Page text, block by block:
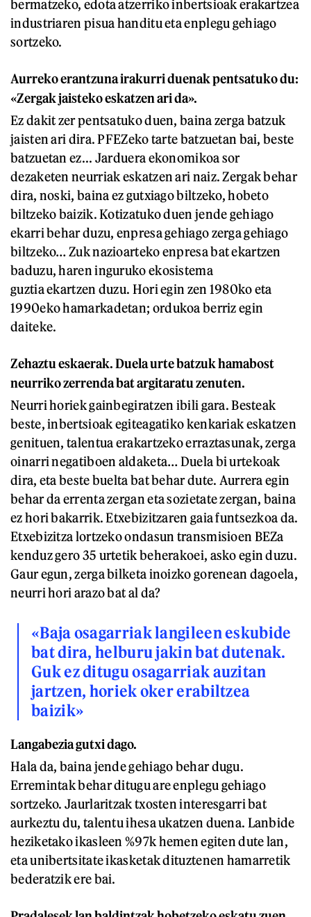
bermatzeko, edota atzerriko inbertsioak erakartzea
industriaren pisua handitu eta enplegu gehiago
sortzeko.
Aurreko erantzuna irakurri duenak pentsatuko du:
«Zergak jaisteko eskatzen ari da».
Ez dakit zer pentsatuko duen, baina zerga batzuk
jaisten ari dira. PFEZeko tarte batzuetan bai, beste
batzuetan ez... Jarduera ekonomikoa sor
dezaketen neurriak eskatzen ari naiz. Zergak behar
dira, noski, baina ez gutxiago biltzeko, hobeto
biltzeko baizik. Kotizatuko duen jende gehiago
ekarri behar duzu, enpresa gehiago zerga gehiago
biltzeko… Zuk nazioarteko enpresa bat ekartzen
baduzu, haren inguruko ekosistema
guztia ekartzen duzu. Hori egin zen 1980ko eta
1990eko hamarkadetan; ordukoa berriz egin
daiteke.
Zehaztu eskaerak. Duela urte batzuk hamabost
neurriko zerrenda bat argitaratu zenuten.
Neurri horiek gainbegiratzen ibili gara. Besteak
beste, inbertsioak egiteagatiko kenkariak eskatzen
genituen, talentua erakartzeko erraztasunak, zerga
oinarri negatiboen aldaketa… Duela bi urtekoak
dira, eta beste buelta bat behar dute. Aurrera egin
behar da errenta zergan eta sozietate zergan, baina
ez hori bakarrik. Etxebizitzaren gaia funtsezkoa da.
Etxebizitza lortzeko ondasun transmisioen BEZa
kenduz gero 35 urtetik beherakoei, asko egin duzu.
Gaur egun, zerga bilketa inoizko gorenean dagoela,
neurri hori arazo bat al da?
«Baja osagarriak langileen eskubide
bat dira, helburu jakin bat dutenak.
Guk ez ditugu osagarriak auzitan
jartzen, horiek oker erabiltzea
baizik»
Langabezia gutxi dago.
Hala da, baina jende gehiago behar dugu.
Erremintak behar ditugu are enplegu gehiago
sortzeko. Jaurlaritzak txosten interesgarri bat
aurkeztu du, talentu ihesa ukatzen duena. Lanbide
heziketako ikasleen %97k hemen egiten dute lan,
eta unibertsitate ikasketak dituztenen hamarretik
bederatzik ere bai.